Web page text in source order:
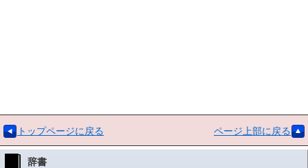
トップページに戻る ページ上部に戻る
辞書